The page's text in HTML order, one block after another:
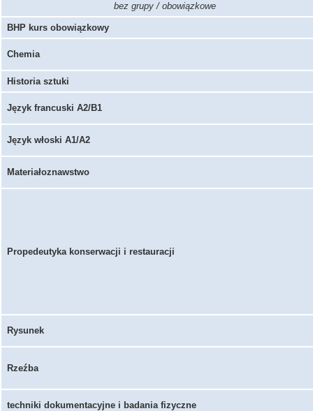
bez grupy / obowiązkowe
BHP kurs obowiązkowy
Chemia
Historia sztuki
Język francuski A2/B1
Język włoski A1/A2
Materiałoznawstwo
Propedeutyka konserwacji i restauracji
Rysunek
Rzeźba
techniki dokumentacyjne i badania fizyczne